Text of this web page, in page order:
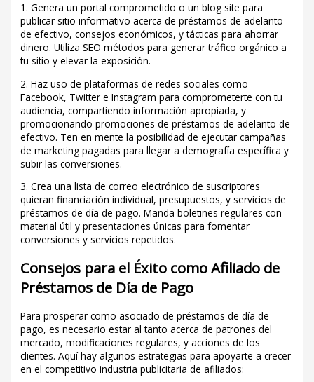
1. Genera un portal comprometido o un blog site para
publicar sitio informativo acerca de préstamos de adelanto
de efectivo, consejos económicos, y tácticas para ahorrar
dinero. Utiliza SEO métodos para generar tráfico orgánico a
tu sitio y elevar la exposición.
2. Haz uso de plataformas de redes sociales como
Facebook, Twitter e Instagram para comprometerte con tu
audiencia, compartiendo información apropiada, y
promocionando promociones de préstamos de adelanto de
efectivo. Ten en mente la posibilidad de ejecutar campañas
de marketing pagadas para llegar a demografía específica y
subir las conversiones.
3. Crea una lista de correo electrónico de suscriptores
quieran financiación individual, presupuestos, y servicios de
préstamos de día de pago. Manda boletines regulares con
material útil y presentaciones únicas para fomentar
conversiones y servicios repetidos.
Consejos para el Éxito como Afiliado de
Préstamos de Día de Pago
Para prosperar como asociado de préstamos de día de
pago, es necesario estar al tanto acerca de patrones del
mercado, modificaciones regulares, y acciones de los
clientes. Aquí hay algunos estrategias para apoyarte a crecer
en el competitivo industria publicitaria de afiliados: